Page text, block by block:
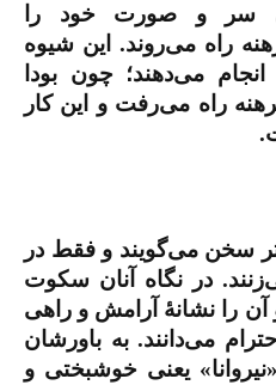
سر و صورت خود را
راه می‌روند. این شیوه
انجام می‌دهند؛ چون بودا
راه می‌رفت و این کار
سخن می‌گویند و فقط در
در نگاه آنان سکوت
را نشانۀ آرامش و راهی
می‌دانند. به باورشان
یعنی خوشبختی و